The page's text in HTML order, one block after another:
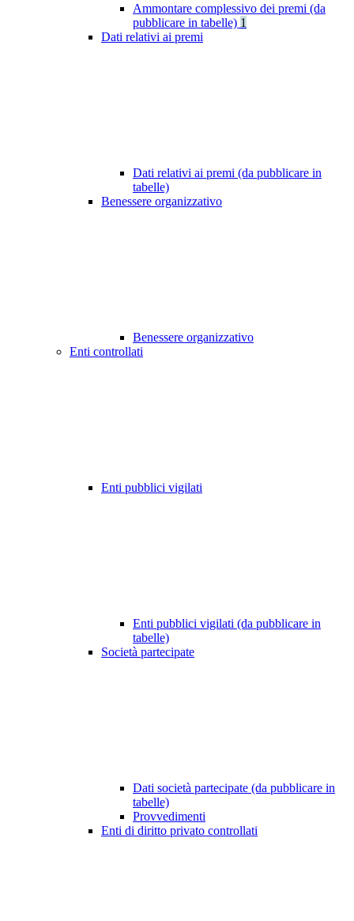
Ammontare complessivo dei premi (da
pubblicare in tabelle) 1
Dati relativi ai premi
Dati relativi ai premi (da pubblicare in
tabelle)
Benessere organizzativo
Benessere organizzativo
Enti controllati
Enti pubblici vigilati
Enti pubblici vigilati (da pubblicare in
tabelle)
Società partecipate
Dati società partecipate (da pubblicare in
tabelle)
Provvedimenti
Enti di diritto privato controllati